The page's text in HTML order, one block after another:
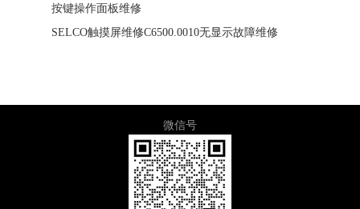
按键操作面板维修
SELCO触摸屏维修C6500.0010无显示故障维修
微信号